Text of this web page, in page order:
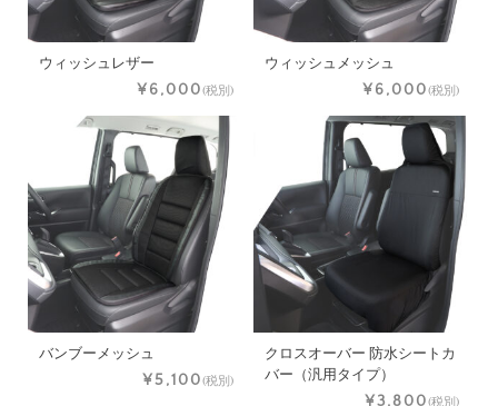
ウィッシュレザー
¥6,000(税別)
ウィッシュメッシュ
¥6,000(税別)
バンブーメッシュ
¥5,100(税別)
クロスオーバー 防水シートカ
バー（汎用タイプ）
¥3,800(税別)